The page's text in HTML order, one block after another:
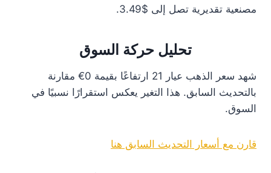
مصنعية تقديرية تصل إلى $3.49.
تحليل حركة السوق
شهد سعر الذهب عيار 21 ارتفاعًا بقيمة 0€ مقارنة
بالتحديث السابق. هذا التغير يعكس استقرارًا نسبيًا في
السوق.
قارن مع أسعار التحديث السابق هنا